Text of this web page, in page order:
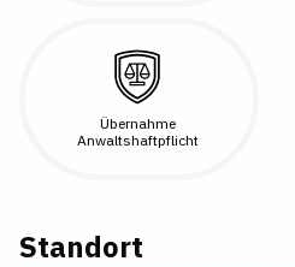
Übernahme
Anwaltshaftpflicht
Standort